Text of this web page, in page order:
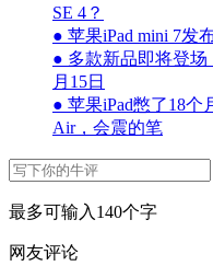
SE 4？
● 苹果iPad mini 7发
● 多款新品即将登
月15日
● 苹果iPad憋了18个
Air，会震的笔
最多可输入140个字
网友评论